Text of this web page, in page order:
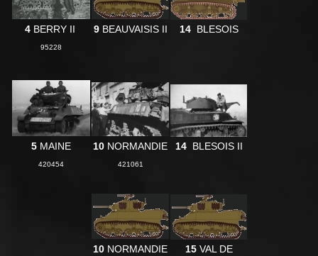
4BERRY II
95228
9BEAUVAISIS II 14BLESOIS
5 MAINE
420454
10 NORMANDIE
421061
14 BLESOIS II
10 NORMANDIE
15VAL DE